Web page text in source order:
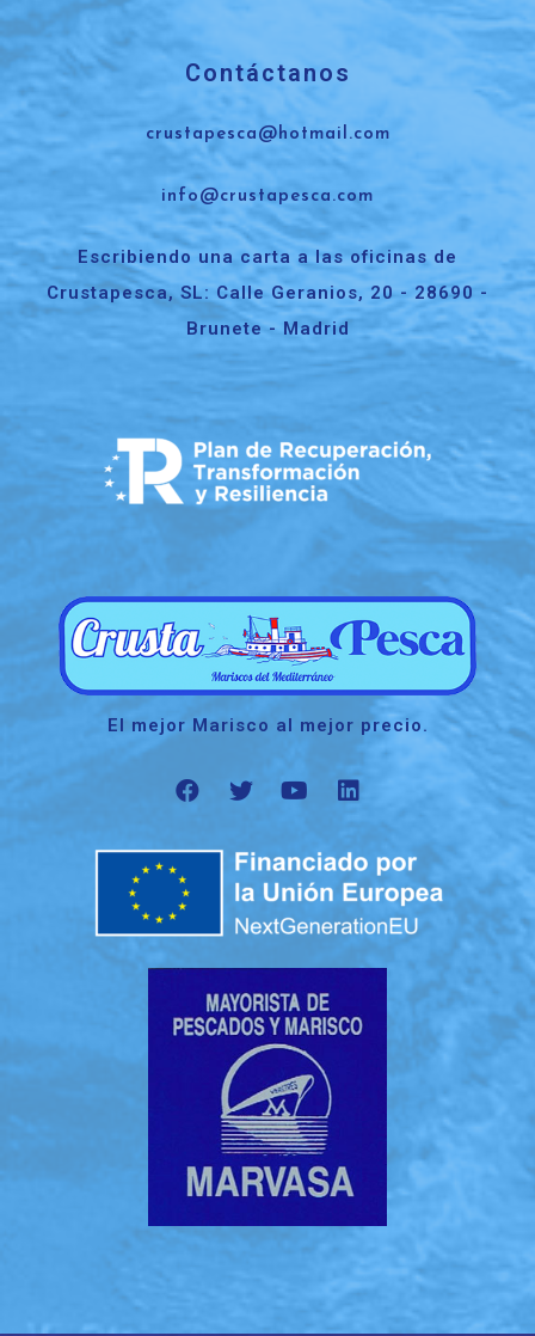
Contáctanos
crustapesca@hotmail.com
info@crustapesca.com
Escribiendo una carta a las oficinas de
Crustapesca, SL: Calle Geranios, 20 - 28690 -
Brunete - Madrid
El mejor Marisco al mejor precio.